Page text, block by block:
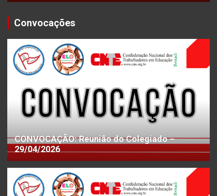
Convocações
CONVOCAÇÃO: Reunião do Colegiado –
29/04/2026